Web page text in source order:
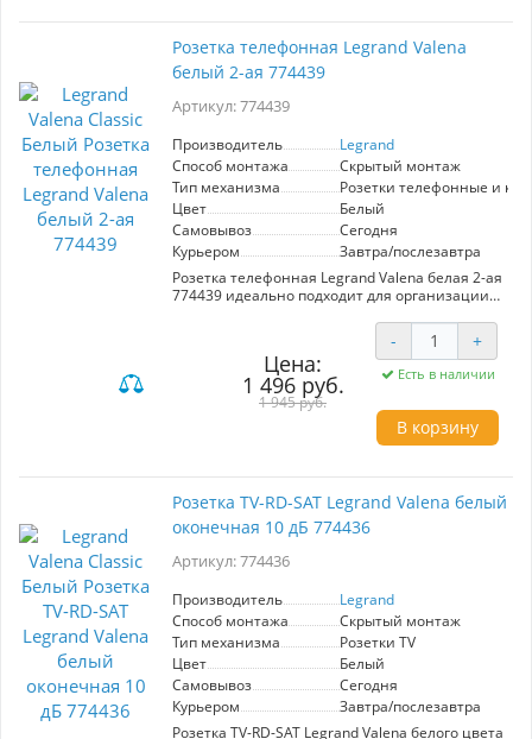
Подсветка клавиш облегчает нахождение
выключателя в темноте, что добавляет
дополнительный комфорт. Продукция Legrand
славится высоким качеством и надежностью,
устройства. Этот переключатель станет
практичность и стиль в домашних
аксессуарах.
Розетка телефонная Legrand Valena
белый 2-ая 774439
Артикул: 774439
Производитель
Legrand
Способ монтажа
Скрытый монтаж
Тип механизма
Розетки телефонные и
Цвет
Белый
Самовывоз
Сегодня
Курьером
Завтра/послезавтра
Розетка телефонная Legrand Valena белая 2-ая
774439 идеально подходит для организации
интерьерах. Двухместная конструкция
обеспечивает удобство подключения
нескольких линий, а стильный белый цвет
гармонично вписывается в любой интерьер.
Надежность и качество от проверенного
производителя Legrand гарантируют
долговечность и стабильную работу.
Цена:
1 496 руб.
1 945 руб.
- +
Есть в наличии
В корзину
Розетка TV-RD-SAT Legrand Valena белый
оконечная 10 дБ 774436
Артикул: 774436
Производитель
Legrand
Способ монтажа
Скрытый монтаж
Тип механизма
Розетки TV
Цвет
Белый
Самовывоз
Сегодня
Курьером
Завтра/послезавтра
Розетка TV-RD-SAT Legrand Valena белого цвета